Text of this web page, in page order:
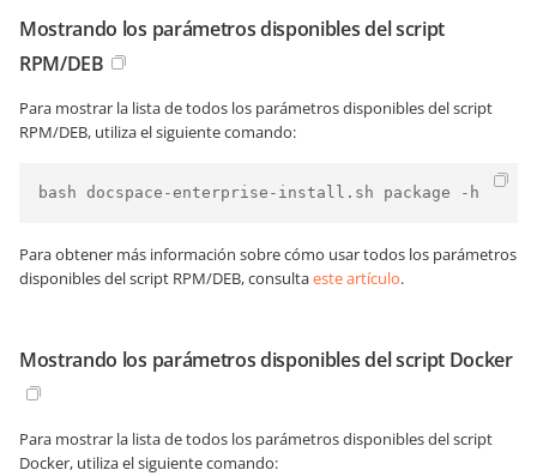
Mostrando los parámetros disponibles del script
RPM/DEB
Para mostrar la lista de todos los parámetros disponibles del script
RPM/DEB, utiliza el siguiente comando:
bash docspace-enterprise-install.sh package -h
Para obtener más información sobre cómo usar todos los parámetros
disponibles del script RPM/DEB, consultaeste artículo.
Mostrando los parámetros disponibles del script Docker
Para mostrar la lista de todos los parámetros disponibles del script
Docker, utiliza el siguiente comando: